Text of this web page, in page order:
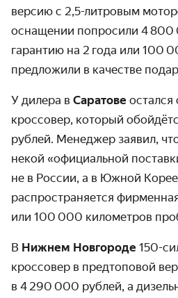
версию с 2,5-литровым
оснащении попросили 4
гарантию на 2 года или 100
предложили в качестве
У дилера в Саратове остался
кроссовер, который
рублей. Менеджер заявил,
некой «официальной
не в России, а в Южной
распространяется
или 100 000 километров
В Нижнем Новгороде 150-
кроссовер в предтоповой
в 4 290 000 рублей, а